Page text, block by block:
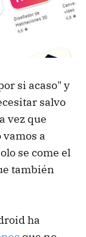
si acaso" y
salvo
vez que
a
se come el
también
ha